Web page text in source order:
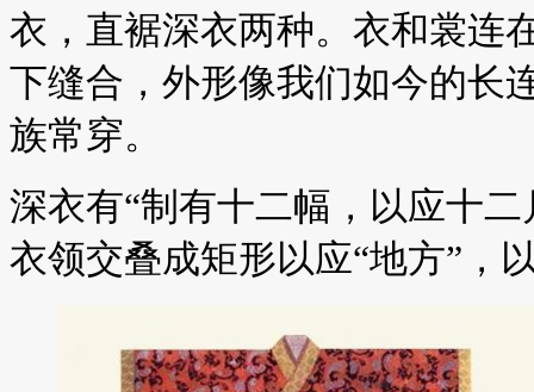
衣，直裾深衣两种。衣和裳连
下缝合，外形像我们如今的长
族常穿。
深衣有“制有十二幅，以应十
衣领交叠成矩形以应“地方”，